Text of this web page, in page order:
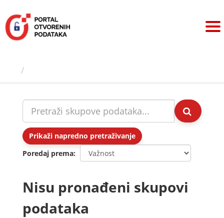
sadržaj
Prikaži napredno pretraživanje
Poredaj prema
Nisu pronađeni skupovi
podataka